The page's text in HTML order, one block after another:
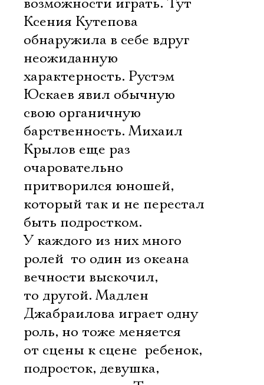
возможности играть. Тут
Ксения Кутепова
обнаружила в себе вдруг
неожиданную
характерность. Рустэм
Юскаев явил обычную
свою органичную
барственность. Михаил
Крылов еще раз
очаровательно
притворился юношей,
который так и не перестал
быть подростком.
У каждого из них много
ролей  то один из океана
вечности выскочил,
то другой. Мадлен
Джабраилова играет одну
роль, но тоже меняется
от сцены к сцене  ребенок,
подросток, девушка,